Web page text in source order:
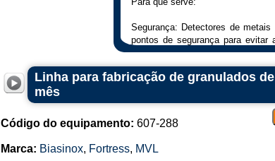
Segurança: Detectores de
pontos de segurança para evitar
perigosos em locais públicos,
Controle de qualidade: Nas
qualidade do produto final,
indesejadas.
Prevenção de danos em
de metais são usados para
Linha para fabricação de granulados
mês
Código do equipamento: 607-288
Marca: Biasinox, Fortress, MVL